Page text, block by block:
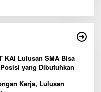
KAI Lulusan SMA Bisa
yang Dibutuhkan
Kerja, Lulusan